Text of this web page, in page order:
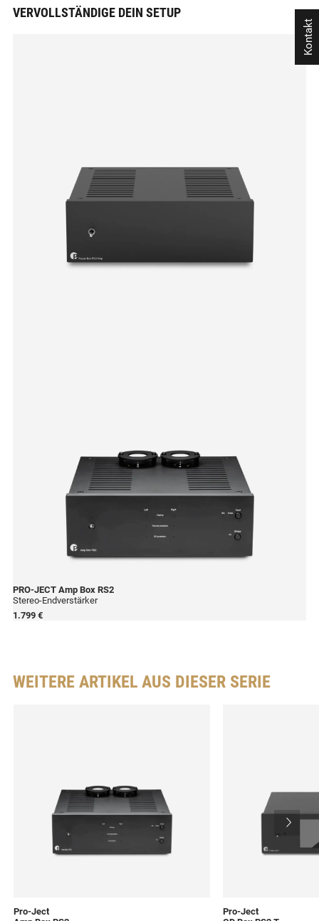
VERVOLLSTÄNDIGE DEIN SETUP
PRO-JECT Amp Box RS2
Stereo-Endverstärker
1.799 €
WEITERE ARTIKEL AUS DIESER SERIE
Pro-Ject
Pro-Ject
Kontakt